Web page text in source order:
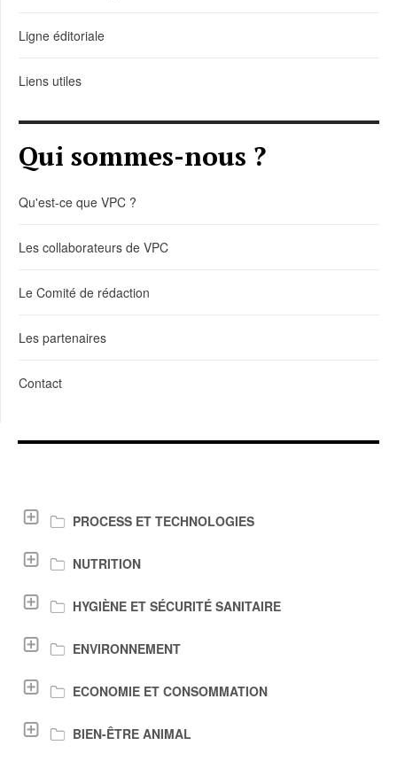
Ligne éditoriale
Liens utiles
Qui sommes-nous ?
Qu'est-ce que VPC ?
Les collaborateurs de VPC
Le Comité de rédaction
Les partenaires
Contact
PROCESS ET TECHNOLOGIES
NUTRITION
HYGIÈNE ET SÉCURITÉ SANITAIRE
ENVIRONNEMENT
ECONOMIE ET CONSOMMATION
BIEN-ÊTRE ANIMAL